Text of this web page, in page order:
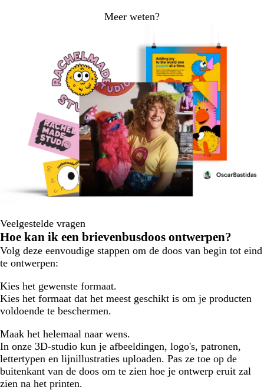
Meer weten?
Veelgestelde vragen
Hoe kan ik een brievenbusdoos ontwerpen?
Volg deze eenvoudige stappen om de doos van begin tot eind
te ontwerpen:
Kies het gewenste formaat.
Kies het formaat dat het meest geschikt is om je producten
voldoende te beschermen.
Maak het helemaal naar wens.
In onze 3D-studio kun je afbeeldingen, logo's, patronen,
lettertypen en lijnillustraties uploaden. Pas ze toe op de
buitenkant van de doos om te zien hoe je ontwerp eruit zal
zien na het printen.